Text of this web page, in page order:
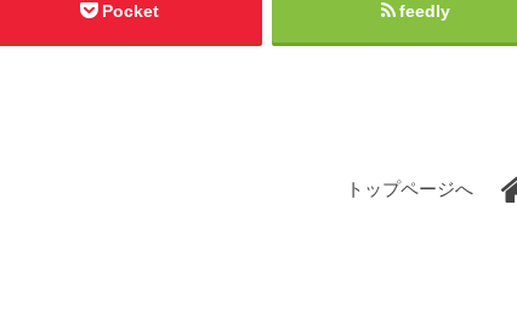
Pocket feedly
トップページへ